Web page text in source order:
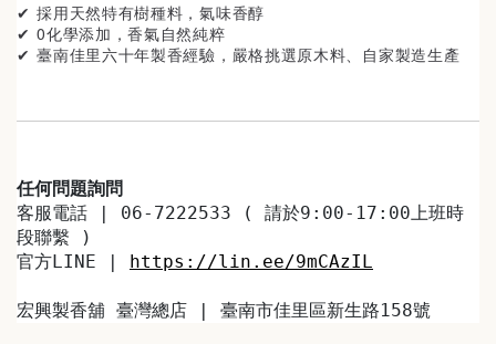
✔ 採用天然特有樹種料 ，氣味香醇
✔ 0化學添加，香氣自然純粹
✔ 臺南佳里六十年製香經驗，嚴格挑選原木料、自家製造生產
任何問題詢問
客服電話 | 06-7222533 ( 請於9:00-17:00上班時
段聯繫 )
官方LINE | https://lin.ee/9mCAzIL
宏興製香舖 臺灣總店 | 臺南市佳里區新生路158號